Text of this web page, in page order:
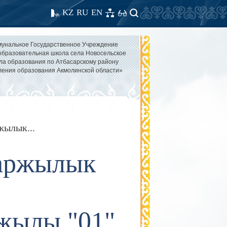
EN
RU
KZ
Государственное Учреждение
школа села Новосельское
образования по Атбасарскому району
образования Акмолинской области»
жылы "01"